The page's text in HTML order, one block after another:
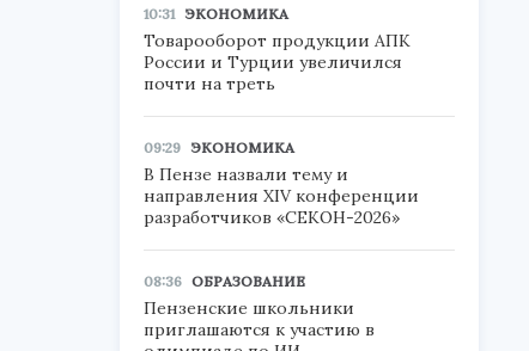
10:31 ЭКОНОМИКА
Товарооборот продукции АПК
России и Турции увеличился
почти на треть
09:29 ЭКОНОМИКА
В Пензе назвали тему и
направления XIV конференции
разработчиков «СЕКОН-2026»
08:36 ОБРАЗОВАНИЕ
Пензенские школьники
приглашаются к участию в